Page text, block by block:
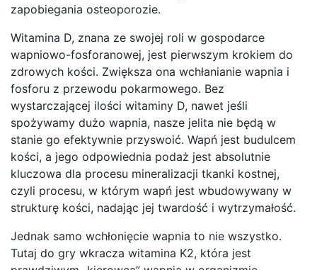
zapobiegania osteoporozie.
Witamina D, znana ze swojej roli w gospodarce
wapniowo-fosforanowej, jest pierwszym krokiem do
zdrowych kości. Zwiększa ona wchłanianie wapnia i
fosforu z przewodu pokarmowego. Bez
wystarczającej ilości witaminy D, nawet jeśli
spożywamy dużo wapnia, nasze jelita nie będą w
stanie go efektywnie przyswoić. Wapń jest budulcem
kości, a jego odpowiednia podaż jest absolutnie
kluczowa dla procesu mineralizacji tkanki kostnej,
czyli procesu, w którym wapń jest wbudowywany w
strukturę kości, nadając jej twardość i wytrzymałość.
Jednak samo wchłonięcie wapnia to nie wszystko.
Tutaj do gry wkracza witamina K2, która jest